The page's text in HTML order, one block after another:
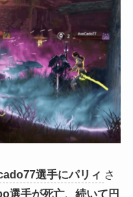
選手にパリィ さ
選手が死亡、続いて円